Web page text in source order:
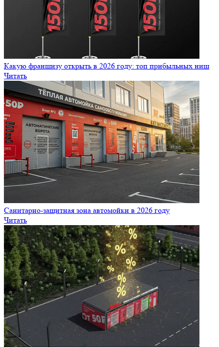
Какую франшизу открыть в 2026 году: топ прибыльных ниш
Читать
Санитарно‑защитная зона автомойки в 2026 году
Читать